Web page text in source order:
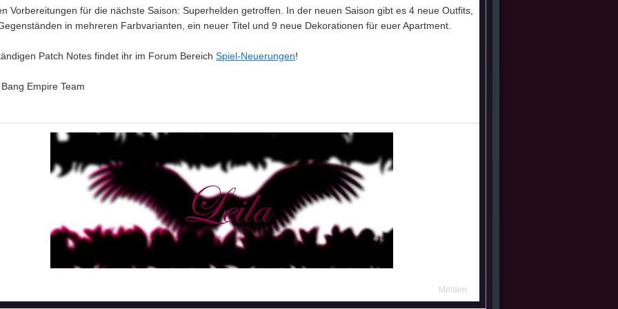
(16.07 - 08:50)
(16.07 - 07:02)
Vorbereitungen für die nächste Saison: Superhelden getroffen. In der neuen Saison gibt es 4 neue Outfits,
in mehreren Farbvarianten, ein neuer Titel und 9 neue Dekorationen für euer Apartment.
Patch Notes findet ihr im Forum Bereich Spiel-Neuerungen!
Empire Team
Melden